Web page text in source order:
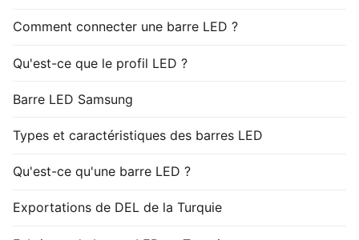
Comment connecter une barre LED ?
Qu'est-ce que le profil LED ?
Barre LED Samsung
Types et caractéristiques des barres LED
Qu'est-ce qu'une barre LED ?
Exportations de DEL de la Turquie